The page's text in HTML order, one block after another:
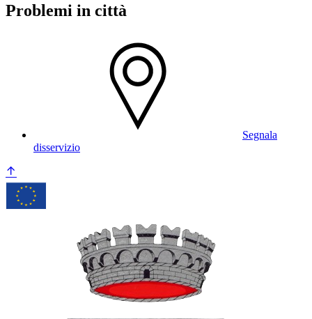
Problemi in città
Segnala
disservizio